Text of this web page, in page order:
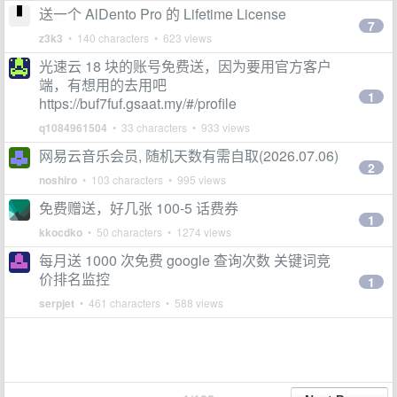
送一个 AlDento Pro 的 Lifetime License
z3k3 • 140 characters • 623 views
7
光速云 18 块的账号免费送，因为要用官方客户
端，有想用的去用吧
https://buf7fuf.gsaat.my/#/profile
q1084961504 • 33 characters • 933 views
1
网易云音乐会员, 随机天数有需自取(2026.07.06)
noshiro • 103 characters • 995 views
2
免费赠送，好几张 100-5 话费券
kkocdko • 50 characters • 1274 views
1
每月送 1000 次免费 google 查询次数 关键词竞
价排名监控
serpjet • 461 characters • 588 views
1